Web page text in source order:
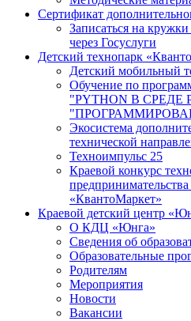
Сертификат
Записаться на
через Госуслуги
Детский технопарк
Детский мобильный
Обучение по
"PYTHON В СРЕДЕ
Экосистема
технической
Техноимпульс 25
Краевой конкурс
«КвантоМаркет»
Краевой детский центр
О КДЦ «Юнга»
Сведения об
Образовательные
Родителям
Мероприятия
Новости
Вакансии